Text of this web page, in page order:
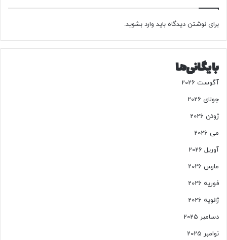
کپی لینک
برای نوشتن دیدگاه باید وارد بشوید.
بایگانی‌ها
آگوست 2026
جولای 2026
ژوئن 2026
می 2026
آوریل 2026
مارس 2026
فوریه 2026
ژانویه 2026
دسامبر 2025
نوامبر 2025